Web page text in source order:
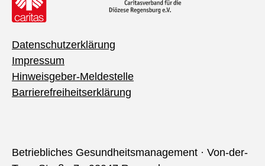
Datenschutzerklärung
Impressum
Hinweisgeber-Meldestelle
Barrierefreiheitserklärung
Betriebliches Gesundheitsmanagement · Von-der-